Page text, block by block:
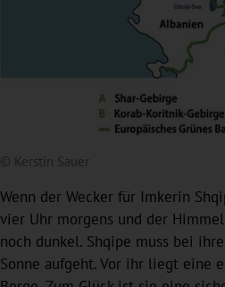
© Kerstin Sauer
Wenn der Wecker für Imkerin
vier Uhr morgens und der
noch dunkel. Shqipe muss bei
Sonne aufgeht. Vor ihr liegt eine